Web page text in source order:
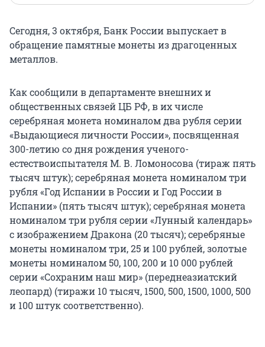
Сегодня, 3 октября, Банк России выпускает в
обращение памятные монеты из драгоценных
металлов.
Как сообщили в департаменте внешних и
общественных связей ЦБ РФ, в их числе
серебряная монета номиналом два рубля серии
«Выдающиеся личности России», посвященная
300-летию со дня рождения ученого-
естествоиспытателя М. В. Ломоносова (тираж пять
тысяч штук); серебряная монета номиналом три
рубля «Год Испании в России и Год России в
Испании» (пять тысяч штук); серебряная монета
номиналом три рубля серии «Лунный календарь»
с изображением Дракона (20 тысяч); серебряные
монеты номиналом три, 25 и 100 рублей, золотые
монеты номиналом 50, 100, 200 и 10 000 рублей
серии «Сохраним наш мир» (переднеазиатский
леопард) (тиражи 10 тысяч, 1500, 500, 1500, 1000, 500
и 100 штук соответственно).